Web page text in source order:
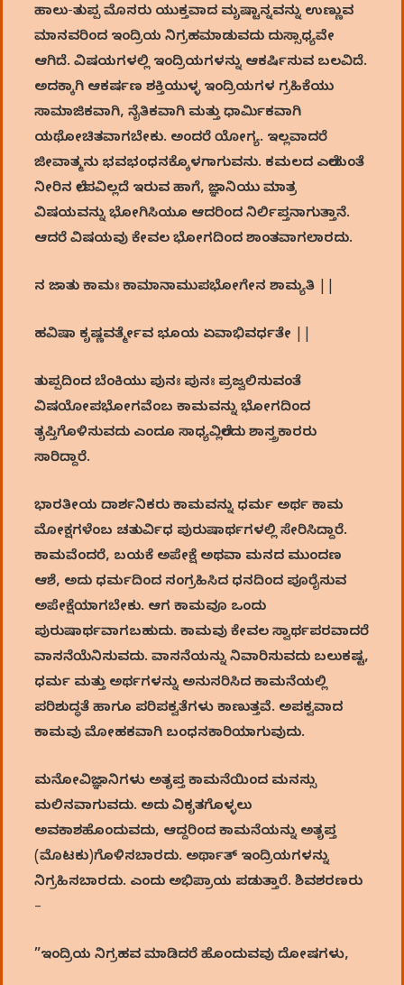
ಹಾಲು-ತುಪ್ಪ ಮೊಸರು ಯುಕ್ತವಾದ ಮೃಷ್ಟಾನ್ನವನ್ನು ಉಣ್ಣುವ
ಮಾನವರಿಂದ ಇಂದ್ರಿಯ ನಿಗ್ರಹಮಾಡುವದು ದುಸ್ಸಾಧ್ಯವೇ
ಆಗಿದೆ. ವಿಷಯಗಳಲ್ಲಿ ಇಂದ್ರಿಯಗಳನ್ನು ಆಕರ್ಷಿಸುವ ಬಲವಿದೆ.
ಅದಕ್ಕಾಗಿ ಆಕರ್ಷಣ ಶಕ್ತಿಯುಳ್ಳ ಇಂದ್ರಿಯಗಳ ಗ್ರಹಿಕೆಯು
ಸಾಮಾಜಿಕವಾಗಿ, ನೈತಿಕವಾಗಿ ಮತ್ತು ಧಾರ್ಮಿಕವಾಗಿ
ಯಥೋಚಿತವಾಗಬೇಕು. ಅಂದರೆ ಯೋಗ್ಯ. ಇಲ್ಲವಾದರೆ
ಜೀವಾತ್ಮನು ಭವಭಂಧನಕ್ಕೊಳಗಾಗುವನು. ಕಮಲದ ಎಲೆಯಂತೆ
ನೀರಿನ ಲೇಪವಿಲ್ಲದೆ ಇರುವ ಹಾಗೆ, ಜ್ಞಾನಿಯು ಮಾತ್ರ
ವಿಷಯವನ್ನು ಭೋಗಿಸಿಯೂ ಆದರಿಂದ ನಿರ್ಲಿಪ್ತನಾಗುತ್ತಾನೆ.
ಆದರೆ ವಿಷಯವು ಕೇವಲ ಭೋಗದಿಂದ ಶಾಂತವಾಗಲಾರದು.
ನ ಜಾತು ಕಾಮಃ ಕಾಮಾನಾಮುಪಭೋಗೇನ ಶಾಮ್ಯತಿ ||
ಹವಿಷಾ ಕೃಷ್ಣವರ್ತ್ಮೇವ ಭೂಯ ಏವಾಭಿವರ್ಧತೇ ||
ತುಪ್ಪದಿಂದ ಬೆಂಕಿಯು ಪುನಃ ಪುನಃ ಪ್ರಜ್ವಲಿಸುವಂತೆ
ವಿಷಯೋಪಭೋಗವೆಂಬ ಕಾಮವನ್ನು ಭೋಗದಿಂದ
ತೃಪ್ತಿಗೊಳಿಸುವದು ಎಂದೂ ಸಾಧ್ಯವಿಲ್ಲೆಂದು ಶಾಸ್ತ್ರಕಾರರು
ಸಾರಿದ್ದಾರೆ.
ಭಾರತೀಯ ದಾರ್ಶನಿಕರು ಕಾಮವನ್ನು ಧರ್ಮ ಅರ್ಥ ಕಾಮ
ಮೋಕ್ಷಗಳೆಂಬ ಚತುರ್ವಿಧ ಪುರುಷಾರ್ಥಗಳಲ್ಲಿ ಸೇರಿಸಿದ್ದಾರೆ.
ಕಾಮವೆಂದರೆ, ಬಯಕೆ ಅಪೇಕ್ಷೆ ಅಥವಾ ಮನದ ಮುಂದಣ
ಆಶೆ, ಅದು ಧರ್ಮದಿಂದ ಸಂಗ್ರಹಿಸಿದ ಧನದಿಂದ ಪೂರೈಸುವ
ಅಪೇಕ್ಷೆಯಾಗಬೇಕು. ಆಗ ಕಾಮವೂ ಒಂದು
ಪುರುಷಾರ್ಥವಾಗಬಹುದು. ಕಾಮವು ಕೇವಲ ಸ್ವಾರ್ಥಪರವಾದರೆ
ವಾಸನೆಯೆನಿಸುವದು. ವಾಸನೆಯನ್ನು ನಿವಾರಿಸುವದು ಬಲುಕಷ್ಟ,
ಧರ್ಮ ಮತ್ತು ಅರ್ಥಗಳನ್ನು ಅನುಸರಿಸಿದ ಕಾಮನೆಯಲ್ಲಿ
ಪರಿಶುದ್ಧತೆ ಹಾಗೂ ಪರಿಪಕ್ವತೆಗಳು ಕಾಣುತ್ತವೆ. ಅಪಕ್ವವಾದ
ಕಾಮವು ಮೋಹಕವಾಗಿ ಬಂಧನಕಾರಿಯಾಗುವುದು.
ಮನೋವಿಜ್ಞಾನಿಗಳು ಅತೃಪ್ತ ಕಾಮನೆಯಿಂದ ಮನಸ್ಸು
ಮಲಿನವಾಗುವದು. ಅದು ವಿಕೃತಗೊಳ್ಳಲು
ಅವಕಾಶಹೊಂದುವದು, ಆದ್ದರಿಂದ ಕಾಮನೆಯನ್ನು ಅತೃಪ್ತ
(ಮೊಟಕು)ಗೊಳಿಸಬಾರದು. ಅರ್ಥಾತ್ ಇಂದ್ರಿಯಗಳನ್ನು
ನಿಗ್ರಹಿಸಬಾರದು. ಎಂದು ಅಭಿಪ್ರಾಯ ಪಡುತ್ತಾರೆ. ಶಿವಶರಣರು
–
”ಇಂದ್ರಿಯ ನಿಗ್ರಹವ ಮಾಡಿದರೆ ಹೊಂದುವವು ದೋಷಗಳು,